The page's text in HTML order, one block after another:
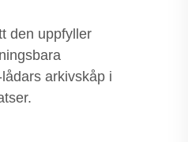
den uppfyller
arkivskåp i